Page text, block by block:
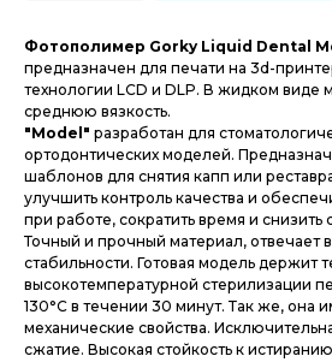
Фотополимер Gorky Liquid Dental
предназначен для печати на 3d-
технологии LCD и DLP. В жидком виде
среднюю вязкость.
"Model" разработан для
ортодонтических моделей.
шаблонов для снятия капп или
улучшить контроль качества и
при работе, сократить время и снизить
Точный и прочный материал, отвечает
стабильности. Готовая модель держит
высокотемпературной стерилизации
130°С в течении 30 минут. Так же, она
механические свойства.
сжатие. Высокая стойкость к